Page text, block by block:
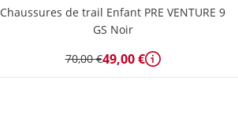
Chaussures de trail Enfant PRE VENTURE 9
GS Noir
70,00 €49,00 € Détails